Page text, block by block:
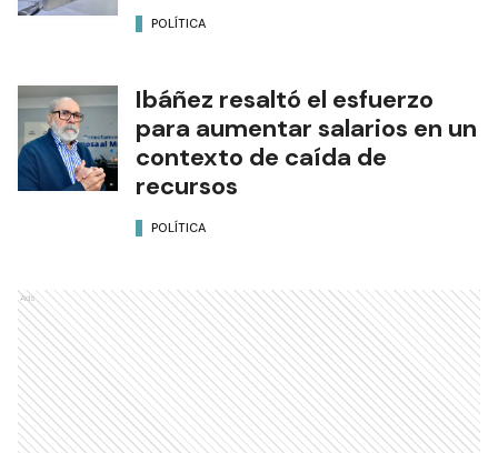
POLÍTICA
Ibáñez resaltó el esfuerzo
para aumentar salarios en un
contexto de caída de
recursos
POLÍTICA
Ads